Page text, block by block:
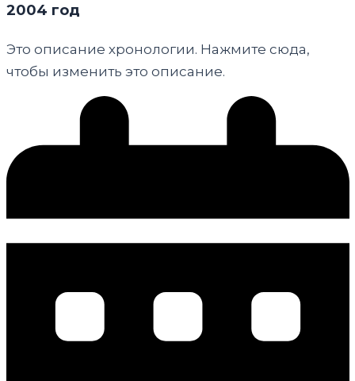
2004 год
Это описание хронологии. Нажмите сюда,
чтобы изменить это описание.